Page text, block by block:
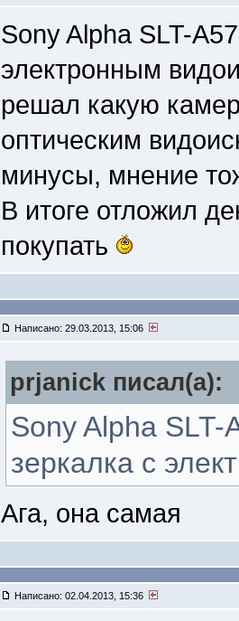
Sony Alpha SLT-
электронным
решал какую
оптическим
минусы, мнение
В итоге отложил
покупать
Написано: 29.03.2013, 15:06
prjanick писал(a):
Sony Alpha
зеркалка с
Ага, она самая
Написано: 02.04.2013, 15:36